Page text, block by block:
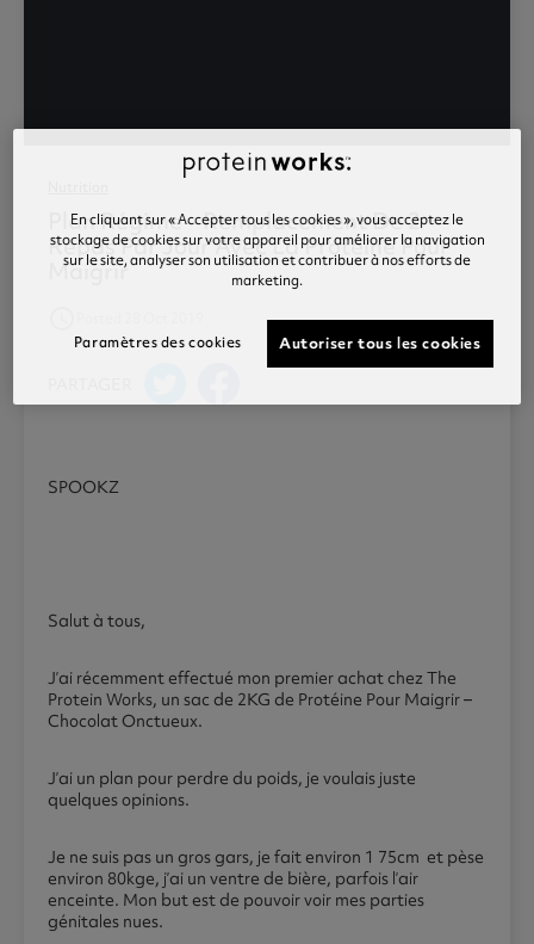
Plan Régime – Remplacement De 2
Repas Par Jour Avec La Protéine Pour
Maigrir
SPOOKZ
Salut à tous,
J’ai récemment effectué mon premier achat chez The
Protein Works, un sac de 2KG de Protéine Pour Maigrir –
Chocolat Onctueux.
J’ai un plan pour perdre du poids, je voulais juste
quelques opinions.
Je ne suis pas un gros gars, je fait environ 1 75cm et pèse
environ 80kge, j’ai un ventre de bière, parfois l’air
enceinte. Mon but est de pouvoir voir mes parties
génitales nues.
En cliquant sur « Accepter tous les cookies », vous acceptez le
stockage de cookies sur votre appareil pour améliorer la navigation
sur le site, analyser son utilisation et contribuer à nos efforts de
marketing.
Autoriser tous les cookies
Paramètres des cookies